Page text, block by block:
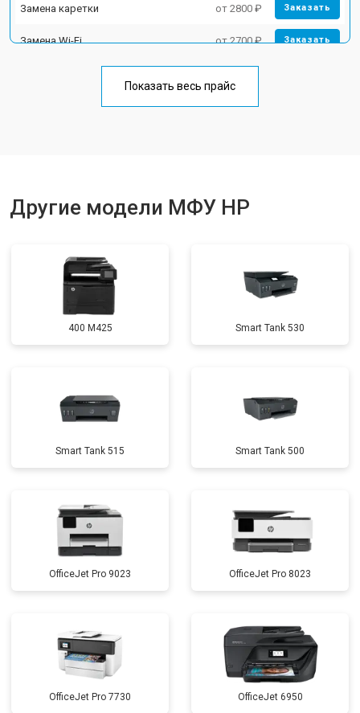
Замена каретки от 2800 ₽ Заказать
Замена Wi-Fi от 2700 ₽ Заказать
от 3500 ₽
Показать весь прайс
Другие модели МФУ HP
400 M425 Smart Tank 530
Smart Tank 515 Smart Tank 500
OfficeJet Pro 9023 OfficeJet Pro 8023
OfficeJet Pro 7730 OfficeJet 6950